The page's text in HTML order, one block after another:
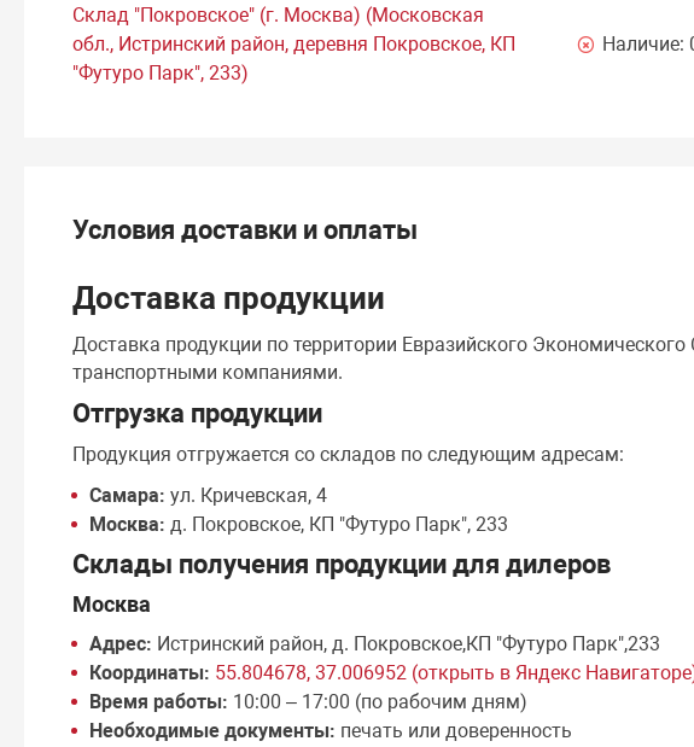
Склад "Покровское" (г. Москва) (Московская
обл., Истринский район, деревня Покровское, КП
"Футуро Парк", 233)
Наличие:
Условия доставки и оплаты
Доставка продукции
Доставка продукции по территории Евразийского
транспортными компаниями.
Отгрузка продукции
Продукция отгружается со складов по следующим адресам:
Самара: ул. Кричевская, 4
Москва: д. Покровское, КП "Футуро Парк", 233
Склады получения продукции для дилеров
Москва
Адрес: Истринский район, д. Покровское,КП "Футуро Парк",233
Координаты: 55.804678, 37.006952 (открыть в Яндекс
Время работы: 10:00 – 17:00 (по рабочим дням)
Необходимые документы: печать или доверенность